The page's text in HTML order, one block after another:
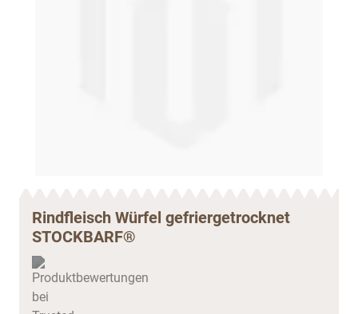
Rindfleisch Würfel gefriergetrocknet
STOCKBARF®